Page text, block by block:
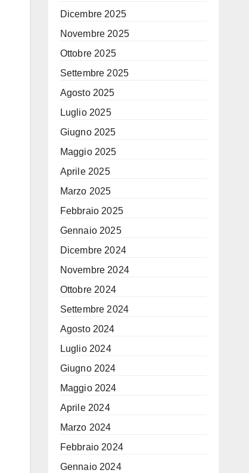
Dicembre 2025
Novembre 2025
Ottobre 2025
Settembre 2025
Agosto 2025
Luglio 2025
Giugno 2025
Maggio 2025
Aprile 2025
Marzo 2025
Febbraio 2025
Gennaio 2025
Dicembre 2024
Novembre 2024
Ottobre 2024
Settembre 2024
Agosto 2024
Luglio 2024
Giugno 2024
Maggio 2024
Aprile 2024
Marzo 2024
Febbraio 2024
Gennaio 2024